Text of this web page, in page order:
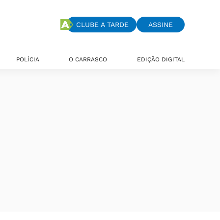
CLUBE A TARDE ASSINE
POLÍCIA O CARRASCO EDIÇÃO DIGITAL